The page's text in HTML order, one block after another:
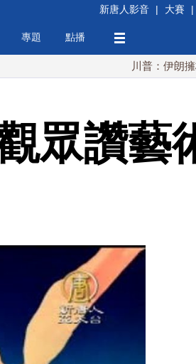
新唐人影音 | 大賽 |
專題 點播
川普：伊朗擁核夢碎
眾讚藝